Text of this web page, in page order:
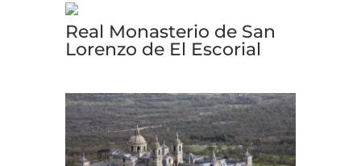
Real Monasterio de San
Lorenzo de El Escorial